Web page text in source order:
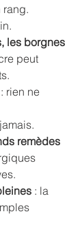
rang.
les borgnes
peut
rien ne
remèdes
: la